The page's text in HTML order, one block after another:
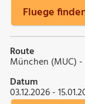
Fluege
Route
München (MUC) -
Datum
03.12.2026 -